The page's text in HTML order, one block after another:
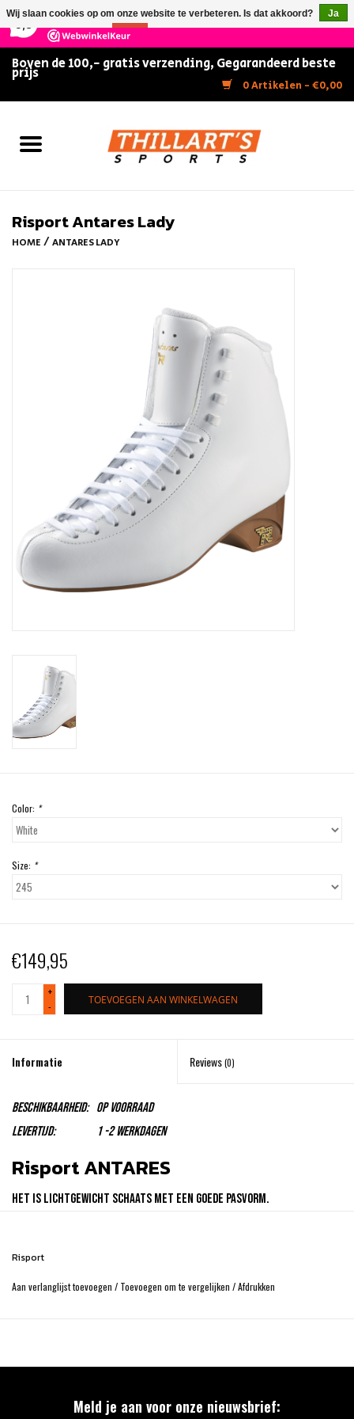
147 Reviews ×
Boven de 100,- gratis verzending, Gegarandeerd beste
prijs
0 Artikelen - €0,00
Home
Gift Card
Risport Antares Lady
HOME /ANTARES LADY
Color: *
Size: *
€149,95
+
-
TOEVOEGEN AAN WINKELWAGEN
Informatie Reviews(0)
Beschikbaarheid: Op voorraad
Levertijd:
1 -2 Werkdagen
Risport ANTARES
Het is lichtgewicht schaats met een goede pasvorm.
schaatser, de Antares is een leren schaats, met een support van
The ideal model for all young skaters who are improving their
their first single jumps, and for amateurs who want to get
Risport
Aan verlanglijst toevoegen / Toevoegen om te vergelijken /Afdrukken
Meld je aan voor onze nieuwsbrief:
Wij slaan cookies op om onze website te verbeteren. Is dat akkoord?
Ja
Nee